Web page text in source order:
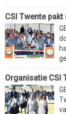
CSI Twente
Organisatie CSI